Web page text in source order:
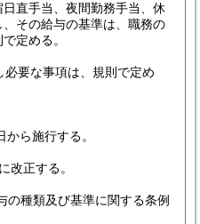
直手当、夜間勤務手当、休
その給与の基準は、職務の
定める。
必要な事項は、規則で定め
ら施行する。
改正する。
の種類及び基準に関する条例